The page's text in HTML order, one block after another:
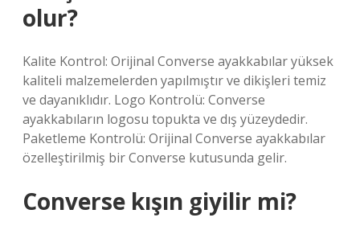
olur?
Kalite Kontrol: Orijinal Converse ayakkabılar yüksek
kaliteli malzemelerden yapılmıştır ve dikişleri temiz
ve dayanıklıdır. Logo Kontrolü: Converse
ayakkabıların logosu topukta ve dış yüzeydedir.
Paketleme Kontrolü: Orijinal Converse ayakkabılar
özelleştirilmiş bir Converse kutusunda gelir.
Converse kışın giyilir mi?